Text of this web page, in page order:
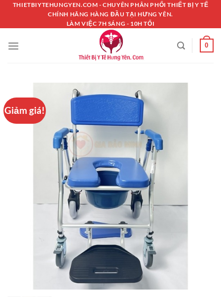
Chuyển
nội
dung
THIETBIYTEHUNGYEN.COM - CHUYÊN PHÂN PHỐI THIẾT BỊ Y TẾ
CHÍNH HÃNG HÀNG ĐẦU TẠI HƯNG YÊN.
LÀM VIỆC 7H SÁNG - 10H TỐI
0
Giảm giá!